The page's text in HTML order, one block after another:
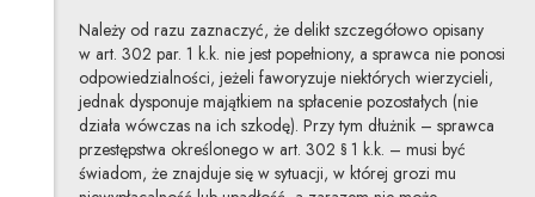
Należy od razu zaznaczyć, że delikt szczegółowo opisany
w art. 302 par. 1 k.k. nie jest popełniony, a sprawca nie ponosi
odpowiedzialności, jeżeli faworyzuje niektórych wierzycieli,
jednak dysponuje majątkiem na spłacenie pozostałych (nie
działa wówczas na ich szkodę). Przy tym dłużnik – sprawca
przestępstwa określonego w art. 302 § 1 k.k. – musi być
świadom, że znajduje się w sytuacji, w której grozi mu